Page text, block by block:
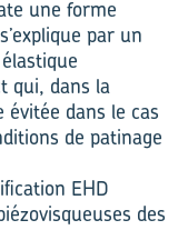
une forme
par un
qui, dans la
dans le cas
de patinage
EHD
des